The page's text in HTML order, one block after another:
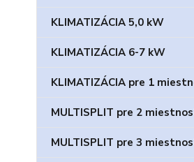
KLIMATIZÁCIA 5,0 kW
KLIMATIZÁCIA 6-7 kW
KLIMATIZÁCIA pre 1
MULTISPLIT pre 2
MULTISPLIT pre 3